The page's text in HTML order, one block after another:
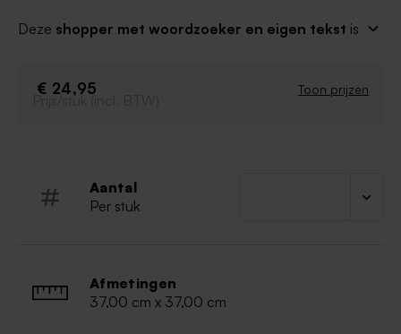
Deze shopper met woordzoeker en eigen tekst is
Duurzame tas
Afmetingen van de tas (zonder oren): 37 x 37 x
€ 24,95 Toon prijzen
Prijs/stuk (incl. BTW)
Aantal
Per stuk
Afmetingen
37,00 cm x 37,00 cm